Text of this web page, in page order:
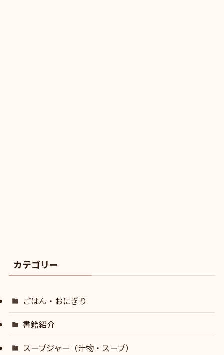
カテゴリー
ごはん・おにぎり
書籍紹介
スープジャー（汁物・スープ）